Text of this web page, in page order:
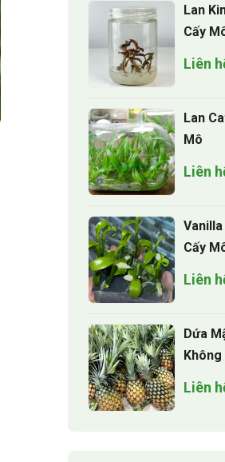
Lan
Cấy
Liên
Lan
Mô
Liên
Cấy
Liên
Dứa
Không
Liên